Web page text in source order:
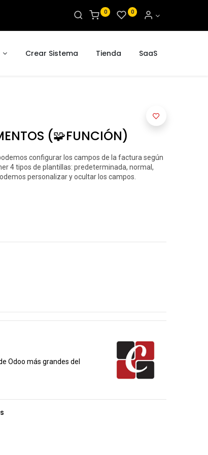
0 0
Crear Sistema Tienda SaaS
(🧩FUNCIÓN)
configurar los campos de la factura según
4 tipos de plantillas: predeterminada, normal,
personalizar y ocultar los campos.
Odoo más grandes del